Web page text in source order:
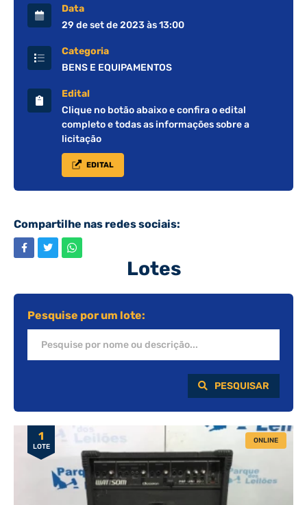
Data
29 de set de 2023 às 13:00
Categoria
BENS E EQUIPAMENTOS
Edital
Clique no botão abaixo e confira o edital
completo e todas as informações sobre a
licitação
EDITAL
Compartilhe nas redes sociais:
Lotes
Pesquise por um lote:
PESQUISAR
1
LOTE
ONLINE